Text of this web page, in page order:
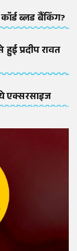
ब्लड बैंकिंग?
प्रदीप रावत
एक्सरसाइज